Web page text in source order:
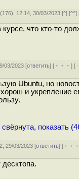
(176), 12:14, 30/03/2023 [^] [^^]
что кто-то
03/2023 [ответить] [ ﹢﹢﹢] [
Ubuntu, но
и укрепление
показать
29/03/2023 [ответить] [
десктопа.